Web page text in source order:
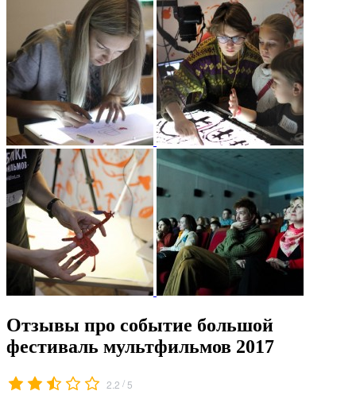
Отзывы про событие большой
фестиваль мультфильмов 2017
2.2 / 5